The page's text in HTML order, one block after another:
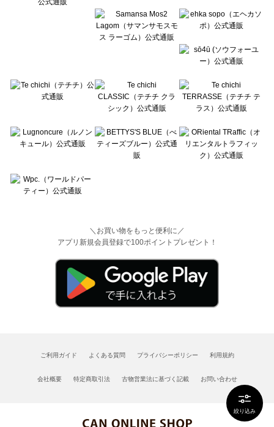
絞り込み
＼お買い物をもっと便利に／
アプリ新規会員登録で100ポイントプレゼント！
ご利用ガイド よくある質問 プライバシーポリシー 利用規約
会社概要 特定商取引法 古物営業法に基づく記載 お問い合わせ